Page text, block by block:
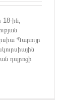
ին,
Պարույր
դպրոցի